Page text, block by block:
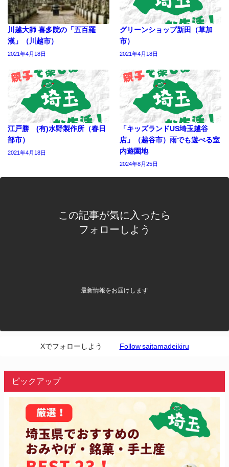
川越大師 喜多院の「五百羅
漢」（川越市）
2021年4月18日
グリーンショップ新田（草加
市）
2021年4月18日
江戸勝 (有)水野製作所（春日
部市）
2021年4月18日
「キッズランドUS埼玉越谷
店」（越谷市）雨でも遊べる室
内遊園地
2024年8月25日
この記事が気に入ったら
フォローしよう
最新情報をお届けします
Xでフォローしよう Follow saitamadeikiru
ピックアップ